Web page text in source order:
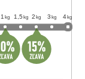
1 kg 1,5 kg 2 kg 3 kg 4kg